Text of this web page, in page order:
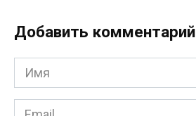
Добавить комментарий
Имя
*
Email